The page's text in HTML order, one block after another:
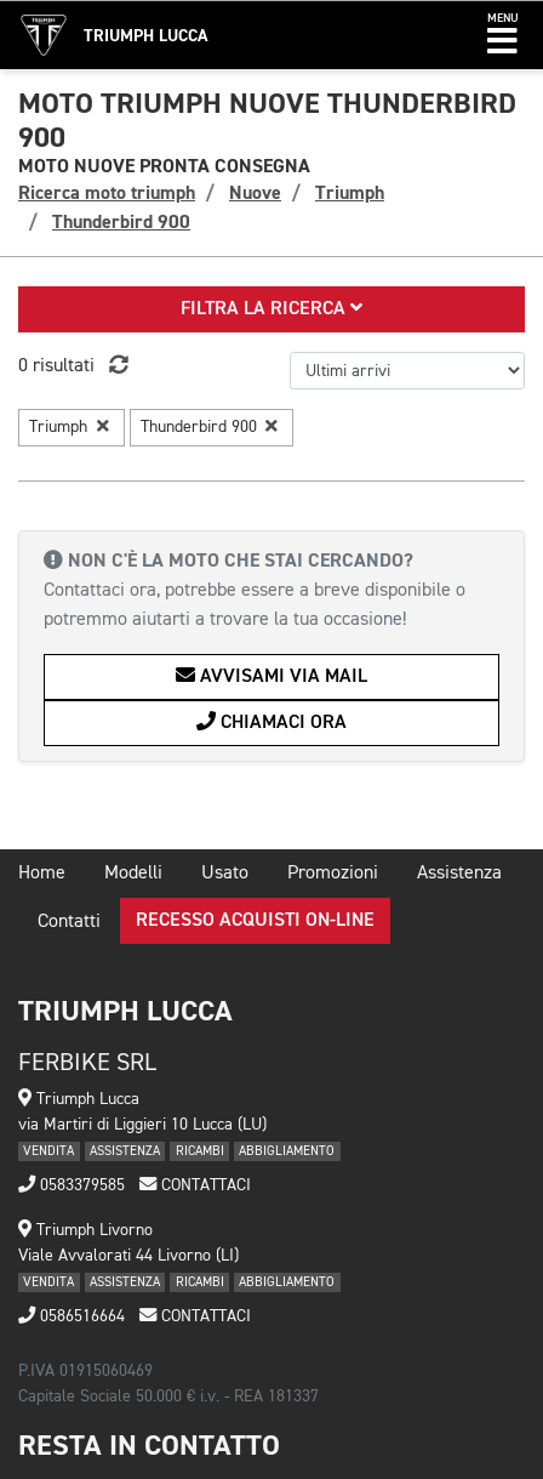
TRIUMPH LUCCA
MENU
MOTO TRIUMPH NUOVE THUNDERBIRD
900
MOTO NUOVE PRONTA CONSEGNA
Ricerca moto triumph
Nuove
Triumph
Thunderbird 900
FILTRA LA RICERCA
0 risultati
Triumph Thunderbird 900
NON C'È LA MOTO CHE STAI CERCANDO?
Contattaci ora, potrebbe essere a breve disponibile o
potremmo aiutarti a trovare la tua occasione!
AVVISAMI VIA MAIL
CHIAMACI ORA
Home Modelli Usato Promozioni Assistenza
Contatti RECESSO ACQUISTI ON-LINE
TRIUMPH LUCCA
FERBIKE SRL
Triumph Lucca
via Martiri di Liggieri 10 Lucca (LU)
VENDITA ASSISTENZA RICAMBI ABBIGLIAMENTO
0583379585 CONTATTACI
Triumph Livorno
Viale Avvalorati 44 Livorno (LI)
VENDITA ASSISTENZA RICAMBI ABBIGLIAMENTO
0586516664 CONTATTACI
P.IVA 01915060469
Capitale Sociale 50.000 € i.v. - REA 181337
RESTA IN CONTATTO